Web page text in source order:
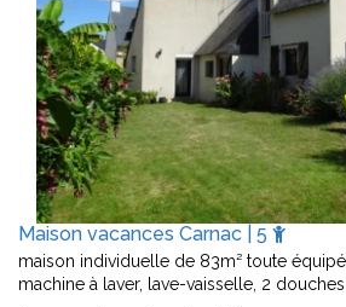
Maison vacances Carnac | 5
maison individuelle de 83m² toute
machine à laver, lave-vaisselle, 2 douches